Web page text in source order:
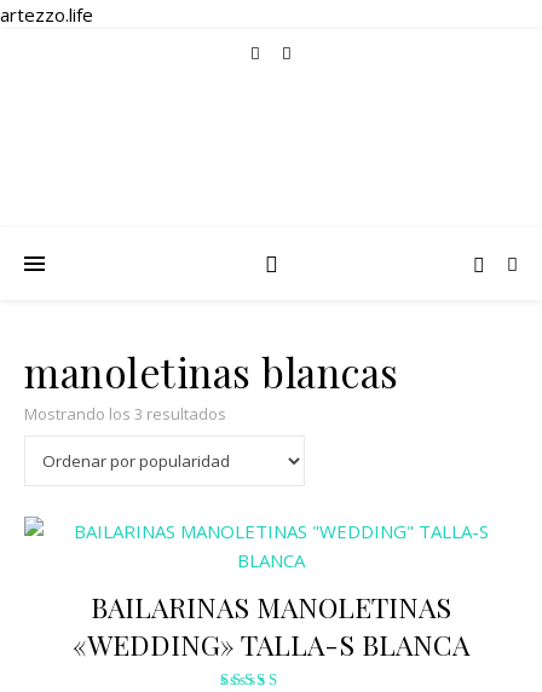
artezzo.life
manoletinas blancas
Mostrando los 3 resultados
BAILARINAS MANOLETINAS
«WEDDING» TALLA-S BLANCA